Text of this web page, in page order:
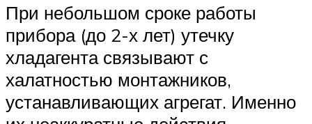
При небольшом сроке работы
прибора (до 2-х лет) утечку
хладагента связывают с
халатностью монтажников,
устанавливающих агрегат. Именно